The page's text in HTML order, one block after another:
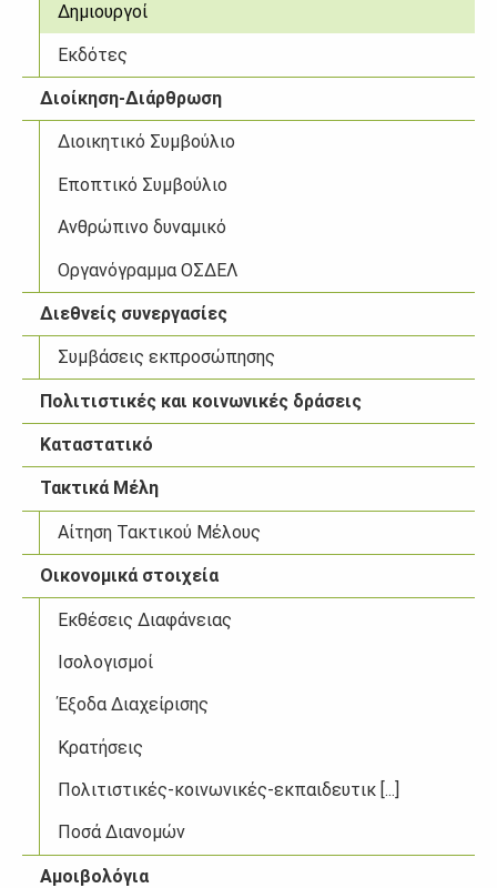
Δημιουργοί
Εκδότες
Διοίκηση-Διάρθρωση
Διοικητικό Συμβούλιο
Εποπτικό Συμβούλιο
Ανθρώπινο δυναμικό
Οργανόγραμμα ΟΣΔΕΛ
Διεθνείς συνεργασίες
Συμβάσεις εκπροσώπησης
Πολιτιστικές και κοινωνικές δράσεις
Καταστατικό
Τακτικά Μέλη
Αίτηση Τακτικού Μέλους
Οικονομικά στοιχεία
Εκθέσεις Διαφάνειας
Ισολογισμοί
Έξοδα Διαχείρισης
Κρατήσεις
Πολιτιστικές-κοινωνικές-εκπαιδευτικ [...]
Ποσά Διανομών
Αμοιβολόγια